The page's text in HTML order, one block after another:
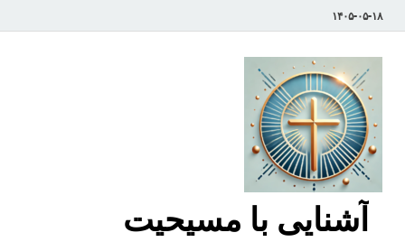
۱۴۰۵-۰۵-۱۸
آشنایی با مسیحیت